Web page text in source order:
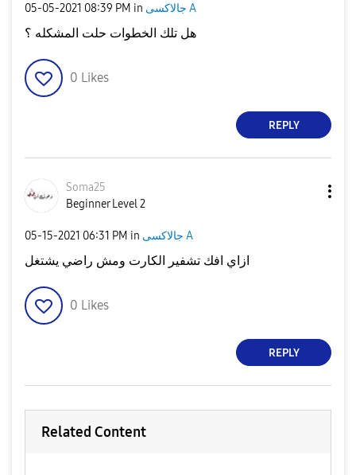
‎05-05-2021 08:39 PM in جالاكسى A
هل تلك الخطوات حلت المشكله ؟
0 Likes
REPLY
Soma25
Beginner Level 2
‎05-15-2021 06:31 PM in جالاكسى A
ازاي افك تشفير الكارت ومش راضي يشتغل
0 Likes
REPLY
Related Content